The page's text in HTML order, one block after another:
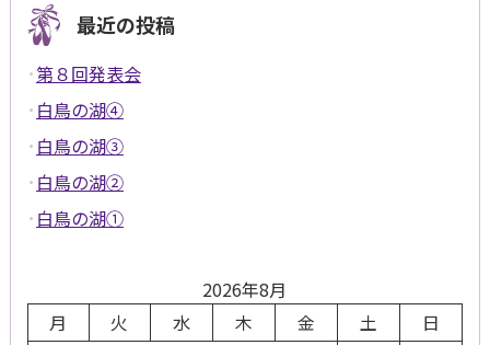
最近の投稿
第８回発表会
白鳥の湖④
白鳥の湖③
白鳥の湖②
白鳥の湖①
2026年8月
月
火 水 木 金 土
日